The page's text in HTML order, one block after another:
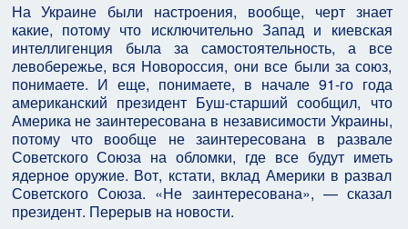
На Украине были настроения, вообще, черт знает
какие, потому что исключительно Запад и киевская
интеллигенция была за самостоятельность, а все
левобережье, вся Новороссия, они все были за союз,
понимаете. И еще, понимаете, в начале 91-го года
американский президент Буш-старший сообщил, что
Америка не заинтересована в независимости Украины,
потому что вообще не заинтересована в развале
Советского Союза на обломки, где все будут иметь
ядерное оружие. Вот, кстати, вклад Америки в развал
Советского Союза. «Не заинтересована», — сказал
президент. Перерыв на новости.